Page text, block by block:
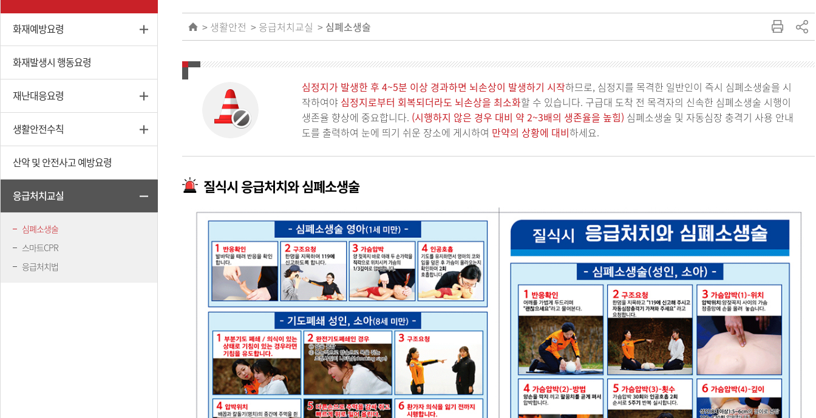
화재예방요령
화재발생시 행동요령
재난대응요령
생활안전수칙
산악 및 안전사고 예방요령
응급처치교실
심폐소생술
스마트CPR
응급처치법
생활안전 응급처치교실 심폐소생술
심정지가 발생한 후 4~5분 이상 경과하면 뇌손상이 발생하기 시작하므로, 심정지를 목격한 일반인이 즉시 심폐소생술을 시
작하여야 심정지로부터 회복되더라도 뇌손상을 최소화할 수 있습니다. 구급대 도착 전 목격자의 신속한 심폐소생술 시행이
생존율 향상에 중요합니다. (시행하지 않은 경우 대비 약 2~3배의 생존율을 높힘) 심폐소생술 및 자동심장 충격기 사용 안내
도를 출력하여 눈에 띄기 쉬운 장소에 게시하여 만약의 상황에 대비하세요.
질식시 응급처치와 심폐소생술